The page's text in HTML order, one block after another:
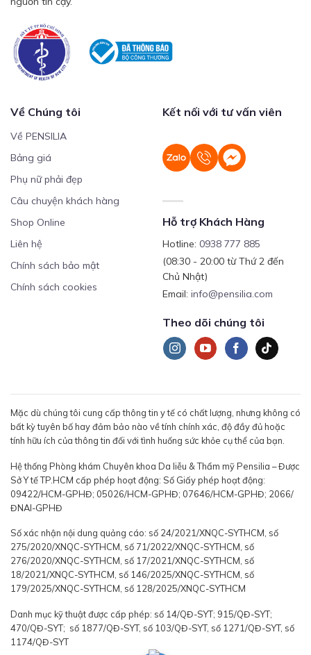
Về Chúng tôi
Về PENSILIA
Bảng giá
Phụ nữ phải đẹp
Câu chuyện khách hàng
Shop Online
Liên hệ
Chính sách bảo mật
Chính sách cookies
Kết nối với tư vấn viên
Hỗ trợ Khách Hàng
Hotline: 0938 777 885
(08:30 - 20:00 từ Thứ 2 đến
Chủ Nhật)
Email: info@pensilia.com
Theo dõi chúng tôi
Mặc dù chúng tôi cung cấp thông tin y tế có chất lượng, nhưng không có
bất kỳ tuyên bố hay đảm bảo nào về tính chính xác, độ đầy đủ hoặc
tính hữu ích của thông tin đối với tình huống sức khỏe cụ thể của bạn.
Hệ thống Phòng khám Chuyên khoa Da liễu & Thẩm mỹ Pensilia – Được
Sở Y tế TP.HCM cấp phép hoạt động: Số Giấy phép hoạt động:
09422/HCM-GPHĐ; 05026/HCM-GPHĐ; 07646/HCM-GPHĐ; 2066/
ĐNAI-GPHĐ
Số xác nhận nội dung quảng cáo: số 24/2021/XNQC-SYTHCM, số
275/2020/XNQC-SYTHCM, số 71/2022/XNQC-SYTHCM, số
276/2020/XNQC-SYTHCM, số 17/2021/XNQC-SYTHCM, số
18/2021/XNQC-SYTHCM, số 146/2025/XNQC-SYTHCM, số
179/2025/XNQC-SYTHCM, số 128/2025/XNQC-SYTHCM
Danh mục kỹ thuật được cấp phép: số 14/QĐ-SYT; 915/QĐ-SYT;
470/QĐ-SYT; số 1877/QĐ-SYT, số 103/QĐ-SYT, số 1271/QĐ-SYT, số
1174/QĐ-SYT